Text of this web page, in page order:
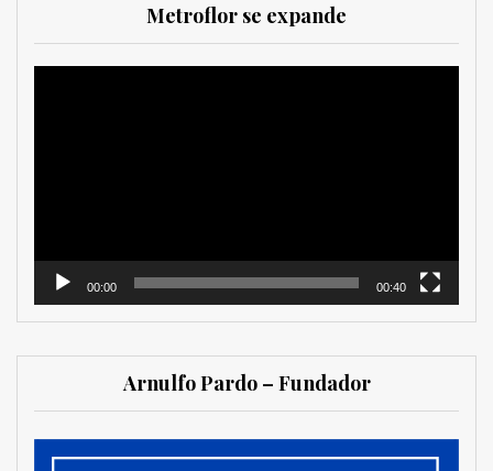
Metroflor se expande
00:00 00:40
Arnulfo Pardo – Fundador